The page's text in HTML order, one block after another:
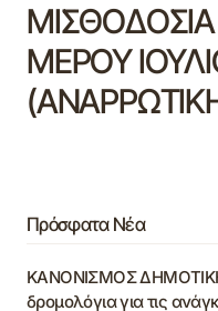
ΜΙΣΘΟΔΟΣΙΑ
ΜΕΡΟΥ
Πρόσφατα Νέα
ΚΑΝΟΝΙΣΜΟΣ
δρομολόγια για τις